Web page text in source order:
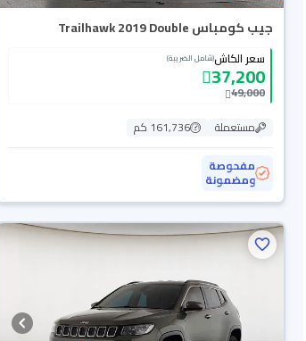
جيب كومباس Trailhawk 2019 Double
سعر الكاش(شامل الضريبة)
37,200
49,000
مستعملة
161,736 كم
مفحوصة
ومضمونة